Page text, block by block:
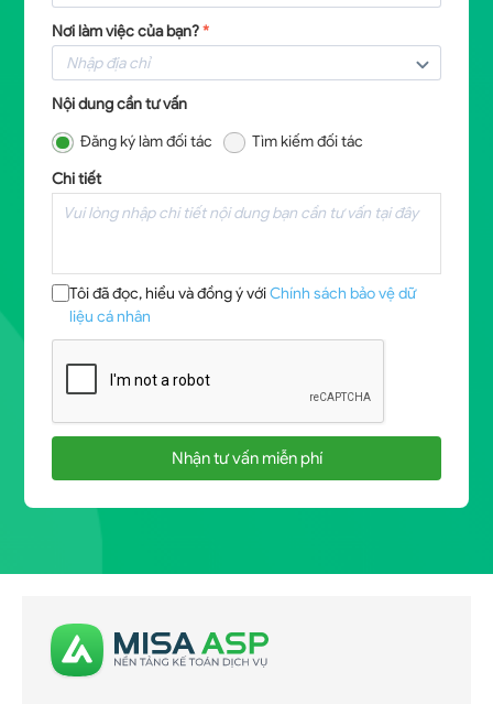
Nơi làm việc của bạn?*
Nội dung cần tư vấn
Đăng ký làm đối tác
Tìm kiếm đối tác
Chi tiết
Tôi đã đọc, hiểu và đồng ý vớiChính sách bảo vệ dữ
liệu cá nhân
Nhận tư vấn miễn phí